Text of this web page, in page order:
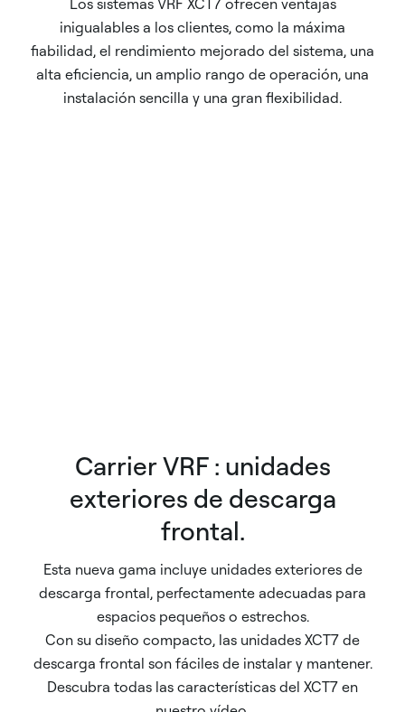
Los sistemas VRF XCT7 ofrecen ventajas
inigualables a los clientes, como la máxima
fiabilidad, el rendimiento mejorado del sistema, una
alta eficiencia, un amplio rango de operación, una
instalación sencilla y una gran flexibilidad.
Carrier VRF : unidades
exteriores de descarga
frontal.
Esta nueva gama incluye unidades exteriores de
descarga frontal, perfectamente adecuadas para
espacios pequeños o estrechos.
Con su diseño compacto, las unidades XCT7 de
descarga frontal son fáciles de instalar y mantener.
Descubra todas las características del XCT7 en